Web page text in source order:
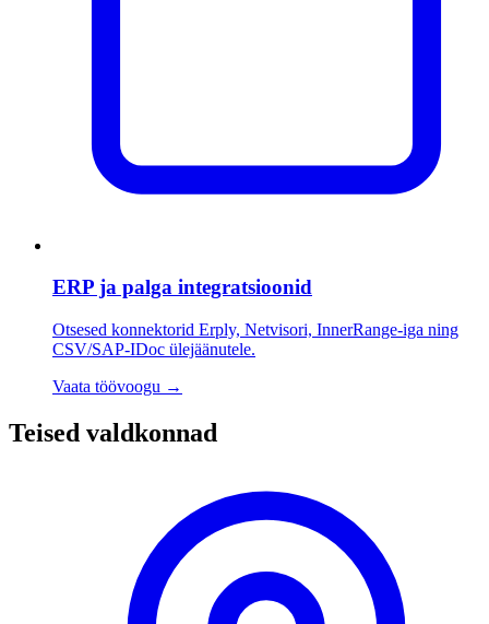
ERP ja palga integratsioonid
Otsesed konnektorid Erply, Netvisori, InnerRange-iga ning
CSV/SAP-IDoc ülejäänutele.
Vaata töövoogu →
Teised valdkonnad